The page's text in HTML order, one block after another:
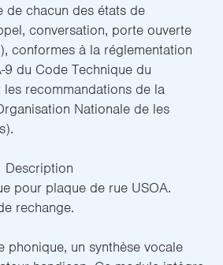
de chacun des états de
conversation, porte ouverte
conformes à la réglementation
du Code Technique du
les recommandations de la
Nationale de les
Description
pour plaque de rue USOA.
rechange.
phonique, un synthèse vocale